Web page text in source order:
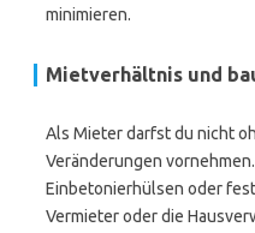
minimieren.
Mietverhältnis und
Als Mieter darfst du nicht
Veränderungen
Einbetonierhülsen oder
Vermieter oder die